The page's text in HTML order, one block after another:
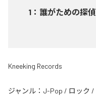
1 ： 誰がための探偵
Kneeking Records
ジャンル： J-Pop / ロック /